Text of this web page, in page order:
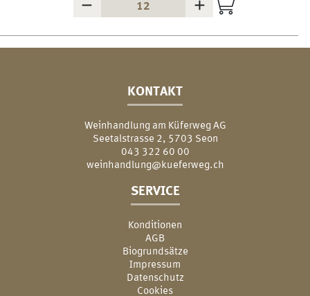
KONTAKT
Weinhandlung am Küferweg AG
Seetalstrasse 2, 5703 Seon
043 322 60 00
weinhandlung@kueferweg.ch
SERVICE
Konditionen
AGB
Biogrundsätze
Impressum
Datenschutz
Cookies